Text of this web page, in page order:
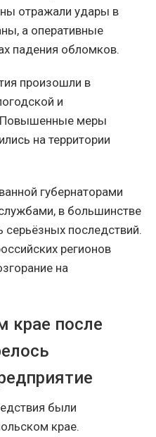
отражали удары в
а оперативные
падения обломков.
произошли в
и
Повышенные меры
на территории
губернаторами
в большинстве
серьёзных последствий.
регионов
на
крае после
были
крае.